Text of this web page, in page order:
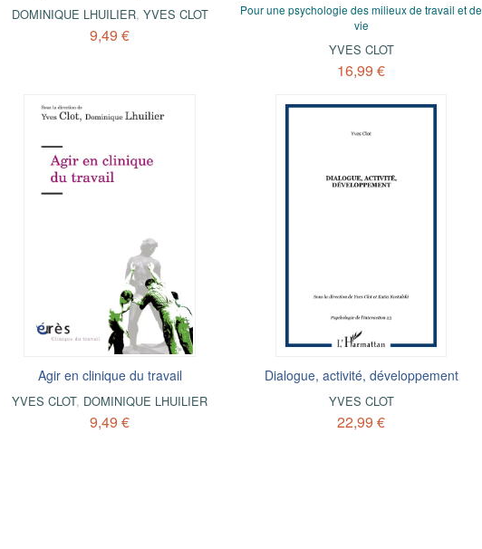
DOMINIQUE LHUILIER, YVES CLOT
9,49 €
Pour une psychologie des milieux de travail et de
vie
YVES CLOT
16,99 €
Agir en clinique du travail
YVES CLOT, DOMINIQUE LHUILIER
9,49 €
Dialogue, activité, développement
YVES CLOT
22,99 €